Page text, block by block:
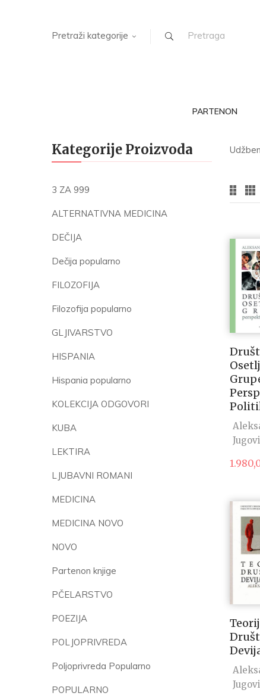
Pretraži kategorije
PARTENON
Kategorije Proizvoda
3 ZA 999
ALTERNATIVNA MEDICINA
DEČIJA
Dečija popularno
FILOZOFIJA
Filozofija popularno
GLJIVARSTVO
HISPANIA
Hispania popularno
KOLEKCIJA ODGOVORI
KUBA
LEKTIRA
LJUBAVNI ROMANI
MEDICINA
MEDICINA NOVO
NOVO
Partenon knjige
PČELARSTVO
POEZIJA
POLJOPRIVREDA
Poljoprivreda Popularno
POPULARNO